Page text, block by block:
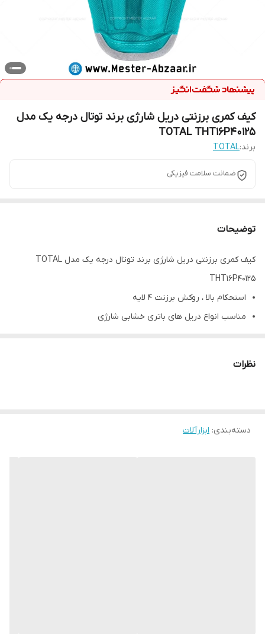
کیف کمری برزنتی دریل شارژی برند توتال درجه یک مدل
TOTAL THT16P40125
برند:TOTAL
ضمانت سلامت فیزیکی
توضیحات
کیف کمری برزنتی دریل شارژی برند توتال درجه یک مدل TOTAL
THT16P40125
استحکام بالا ، روکش برزنت 4 لایه
مناسب انواع دریل های باتری خشابی شارژی
کیفیت عالی و درجه یک
مشاهده انواع دریل با قیمت مناسب کلیک کنید
نظرات
دسته‌بندی: ابزارآلات